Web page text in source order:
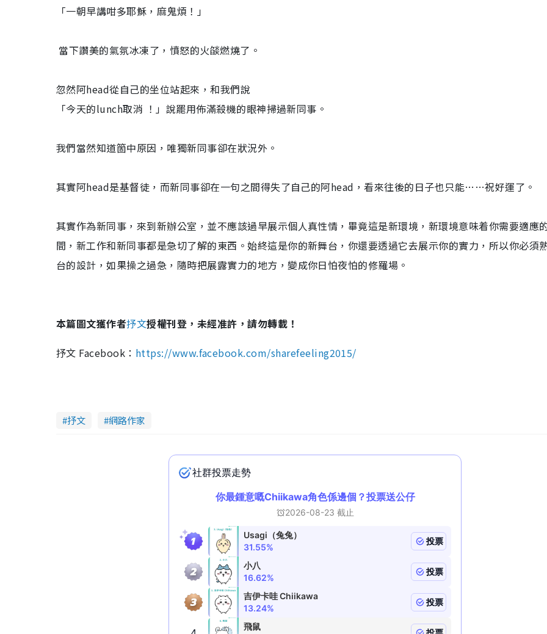
「一朝早講咁多耶穌，麻鬼煩！」
當下讚美的氣氛冰凍了，憤怒的火燄燃燒了。
忽然阿head從自己的坐位站起來，和我們說
「今天的lunch取消 ！」說罷用佈滿殺機的眼神掃過新同事。
我們當然知道箇中原因，唯獨新同事卻在狀況外。
其實阿head是基督徒，而新同事卻在一句之間得失了自己的阿head，看來往後的日子也只能……祝好運了。
其實作為新同事，來到新辦公室，並不應該過早展示個人真性情，畢竟這是新環境，新環境意味着你需要適應
間，新工作和新同事都是急切了解的東西。始終這是你的新舞台，你還要透過它去展示你的實力，所以你必須
台的設計，如果操之過急，隨時把展露實力的地方，變成你日怕夜怕的修羅場。
本篇圖文獲作者抒文授權刊登，未經准許，請勿轉載！
抒文 Facebook： https://www.facebook.com/sharefeeling2015/
抒文 網路作家